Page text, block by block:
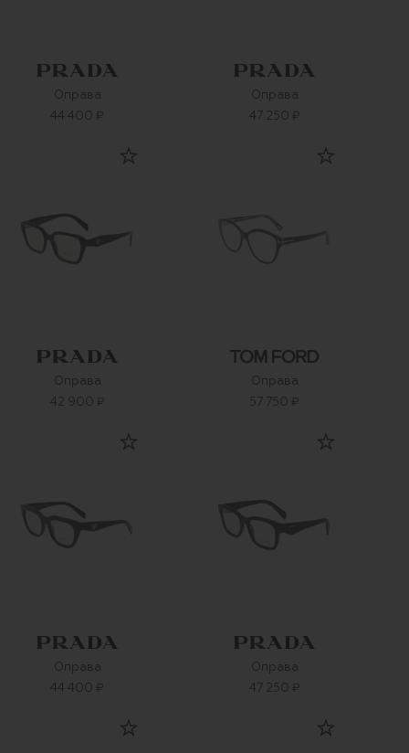
Оправа
44 400 ₽
Оправа
47 250 ₽
Оправа
42 900 ₽
Оправа
57 750 ₽
Оправа
44 400 ₽
Оправа
47 250 ₽